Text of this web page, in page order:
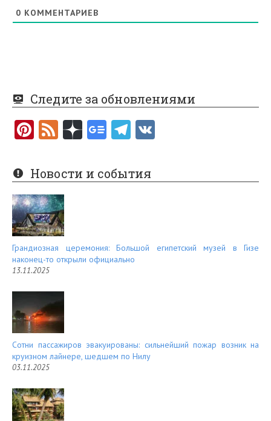
0 КОММЕНТАРИЕВ
Следите за обновлениями
Pi
er
es
t
F
e
d
Новости и события
Грандиозная церемония: Большой египетский музей в Гизе
наконец-то открыли официально
13.11.2025
Сотни пассажиров эвакуированы: сильнейший пожар возник на
круизном лайнере, шедшем по Нилу
03.11.2025